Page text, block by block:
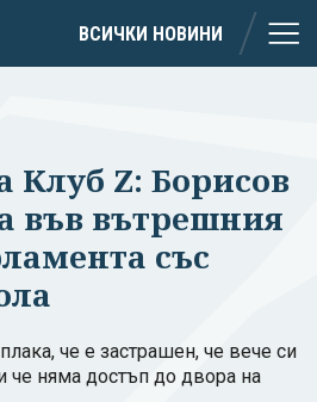
ВСИЧКИ НОВИНИ
Клуб Z: Борисов
във вътрешния
със
че е застрашен, че вече си
че няма достъп до двора на